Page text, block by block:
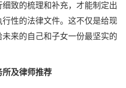
致的梳理和补充，才能制定出
性的法律文件。这不仅是给现
来的自己和子女一份最坚实的
所及律师推荐